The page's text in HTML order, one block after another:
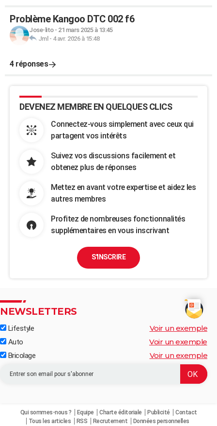
Problème Kangoo DTC 002 f6
Jose-lito- 21 mars 2025 à 13:45
Jml - 4 avr. 2026 à 15:48
4 réponses
DEVENEZ MEMBRE EN QUELQUES CLICS
Connectez-vous simplement avec ceux qui
partagent vos intérêts
Suivez vos discussions facilement et
obtenez plus de réponses
Mettez en avant votre expertise et aidez les
autres membres
Profitez de nombreuses fonctionnalités
supplémentaires en vous inscrivant
S'INSCRIRE
NEWSLETTERS
Lifestyle Voir un exemple
Auto Voir un exemple
Bricolage Voir un exemple
Qui sommes-nous ? Equipe Charte éditoriale Publicité
Contact
Tous les articles
RSS Recrutement Données personnelles